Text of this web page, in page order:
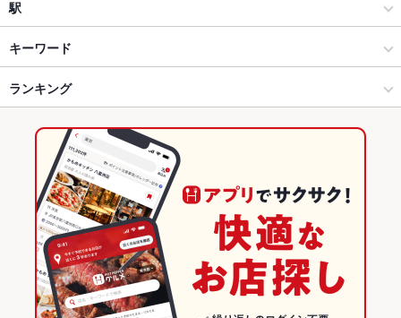
和風
錦糸町・浅草橋・両国・亀戸 × 居酒屋
錦糸町・浅草橋・両国・亀戸 × 和風
錦糸町駅 × 居酒屋
錦糸町駅 × 和風
錦糸町・浅草橋・両国・亀戸 × 和食
錦糸町
錦糸町 × 居酒屋
錦糸町 × 和風
錦糸町 × 和食
錦糸町 × 寿司
東京 × 居酒屋
東京 × 和風
駅
錦糸町駅
キーワード
からあげ 海鮮丼
デザート 醤油ラーメン
ランキング
東京のグルメランキング
東京の居酒屋ランキング
錦糸町・浅草橋・両国・亀戸のグルメランキング
錦糸町・浅草橋・両国・亀戸の居酒屋ランキング
錦糸町のグルメランキング